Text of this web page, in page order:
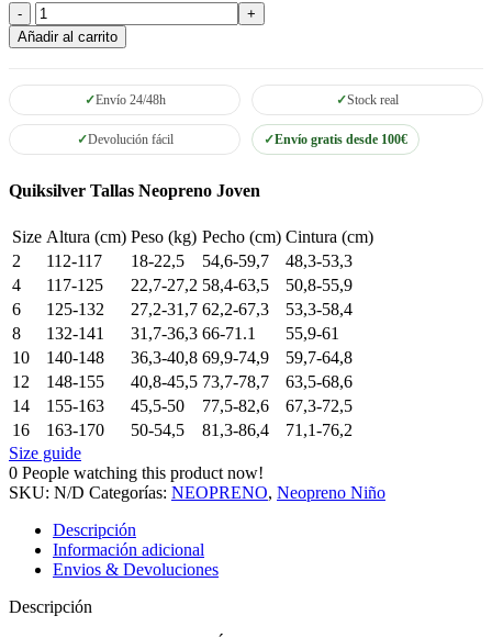
Neopreno
Niño
Quiksilver
4/3
GBS
cantidad
Añadir al carrito
Envío 24/48h Stock real
Devolución fácil Envío gratis desde 100€
Quiksilver Tallas Neopreno Joven
Size Altura (cm) Peso (kg) Pecho (cm) Cintura (cm)
2
112-117 18-22,5 54,6-59,7
48,3-53,3
4
117-125 22,7-27,2 58,4-63,5
50,8-55,9
6
125-132 27,2-31,7 62,2-67,3
53,3-58,4
8
132-141 31,7-36,3 66-71.1
55,9-61
10
140-148 36,3-40,8 69,9-74,9
59,7-64,8
12
148-155 40,8-45,5 73,7-78,7
63,5-68,6
14
155-163 45,5-50 77,5-82,6
67,3-72,5
16
163-170 50-54,5 81,3-86,4
71,1-76,2
Size guide
0 People watching this product now!
SKU: N/D Categorías: NEOPRENO, Neopreno Niño
Descripción
Información adicional
Envios & Devoluciones
Descripción